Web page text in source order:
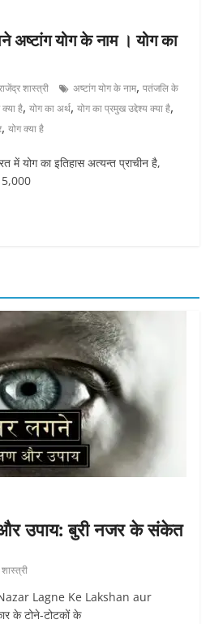
अष्टांग योग के नाम । योग का
शास्त्री अष्टांग योग के नाम,पतंजलि के
क्या है,योग का अर्थ,योग का प्रमुख उद्देश्य क्या है,
,योग क्या है
में योग का इतिहास अत्यन्त प्राचीन है,
उपाय: बुरी नजर के संकेत
Lagne Ke Lakshan aur
के टोने-टोटकों के